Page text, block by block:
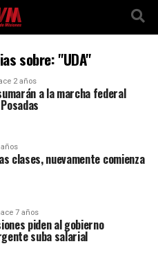
sobre: "UDA"
2 años
a la marcha federal
clases, nuevamente comienza
7 años
piden al gobierno
suba salarial